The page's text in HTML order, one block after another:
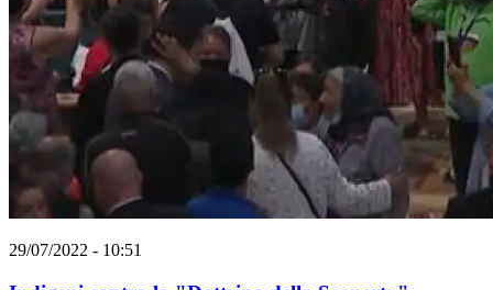
29/07/2022 - 10:51